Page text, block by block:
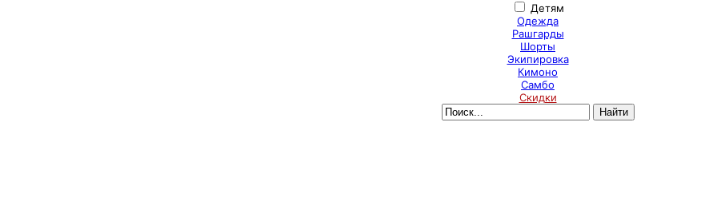
Детям
Одежда
Рашгарды
Шорты
Экипировка
Кимоно
Самбо
Скидки